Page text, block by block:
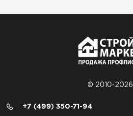
© 2010-2026
+7 (499) 350-71-94